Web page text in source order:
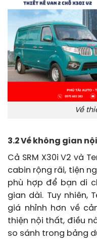
Về
3.2 Về không gian
Cả SRM X30i V2 và
cabin rộng rãi, tiện
phù hợp để bạn di
gian dài. Tuy nhiên,
giá nhỉnh hơn về
thiện nội thất, điều
so sánh trong bảng